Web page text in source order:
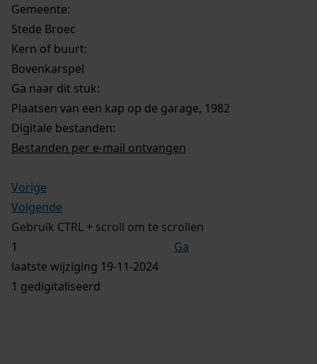
Gemeente:
Stede Broec
Kern of buurt:
Bovenkarspel
Ga naar dit stuk:
Plaatsen van een kap op de garage, 1982
Digitale bestanden:
Bestanden per e-mail ontvangen
Vorige
Volgende
Gebruik CTRL + scroll om te scrollen
Ga
laatste wijziging 19-11-2024
1 gedigitaliseerd